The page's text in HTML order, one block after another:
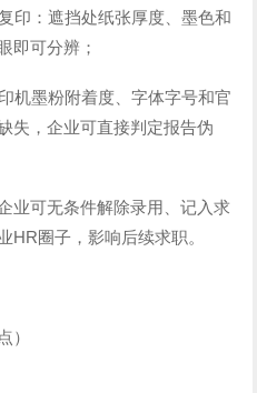
印：遮挡处纸张厚度、墨色和
即可分辨；
机墨粉附着度、字体字号和官
失，企业可直接判定报告伪
业可无条件解除录用、记入求
HR圈子，影响后续求职。
）